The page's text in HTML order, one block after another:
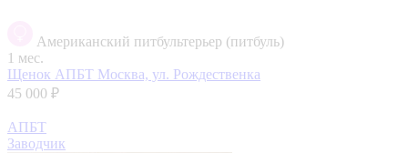
Американский питбультерьер (питбуль)
1 мес.
Щенок АПБТ Москва, ул. Рождественка
45 000 ₽
АПБТ
Заводчик